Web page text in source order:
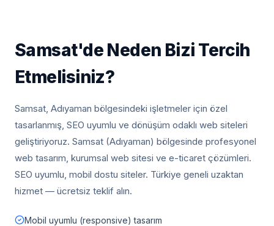
Samsat'de Neden Bizi Tercih
Etmelisiniz?
Samsat, Adıyaman bölgesindeki işletmeler için özel
tasarlanmış, SEO uyumlu ve dönüşüm odaklı web siteleri
geliştiriyoruz. Samsat (Adıyaman) bölgesinde profesyonel
web tasarım, kurumsal web sitesi ve e-ticaret çözümleri.
SEO uyumlu, mobil dostu siteler. Türkiye geneli uzaktan
hizmet — ücretsiz teklif alın.
Mobil uyumlu (responsive) tasarım